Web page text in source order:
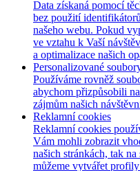
Data získaná pomocí
bez použití
našeho webu. Pokud
ve vztahu k Vaší
a optimalizace našich
Personalizované
Používáme rovněž
abychom přizpůsobili
zájmům našich
Reklamní cookies
Reklamní cookies
Vám mohli zobrazit
našich stránkách, tak
můžeme vytvářet